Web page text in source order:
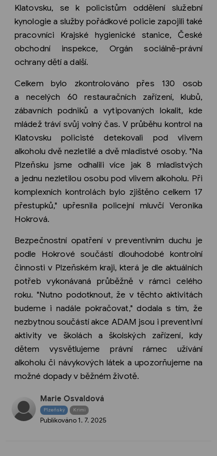
Klatovsku, se k policistům oddělení služební
kynologie a služby pořádkové policie zapojili také
pracovníci Krajské hygienické stanice, České
obchodní inspekce, Orgán sociálně-právní
ochrany dětí a další.
Celkem bylo zkontrolováno přes 130 osob
a necelých 60 restauračních zařízení, klubů,
zábavních podniků a vytipovaných lokalit, kde
mládež tráví svůj volný čas. V průběhu kontrol na
Klatovsku policisté detekovali pod vlivem
alkoholu dvě nezletilé a dvě mladistvé osoby. "Na
Plzeňsku jsme odhalili více jak 8 mladistvých
a jednu nezletilou osobu pod vlivem alkoholu. Při
komplexních kontrolách bylo zjištěno celkem 17
přestupků," upřesnila policejní mluvčí Veronika
Hokrová.
Bezpečnostní opatření v preventivním duchu je
podle Hokrové součástí dlouhodobé kontrolní
činnosti v Plzeňském kraji, která je dle aktuálních
potřeb vykonávaná průběžně v rámci celého
roku. "Nutno podotknout, že v těchto aktivitách
budeme i nadále pokračovat," dodala s tím, že
nezbytnou součástí akce ADAM jsou i preventivní
aktivity ve školách a školských zařízení, kdy
dětem vysvětlujeme právní rámec užívání
alkoholu či návykových látek a upozorňujeme na
možné dopady v běžném životě.
Marie Osvaldová
Plzeňský Krimi
Publikováno 1. 7. 2025